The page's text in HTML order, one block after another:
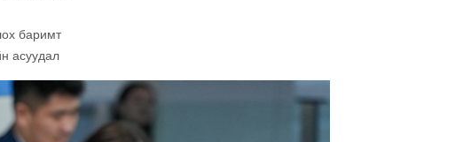
баримт
асуудал